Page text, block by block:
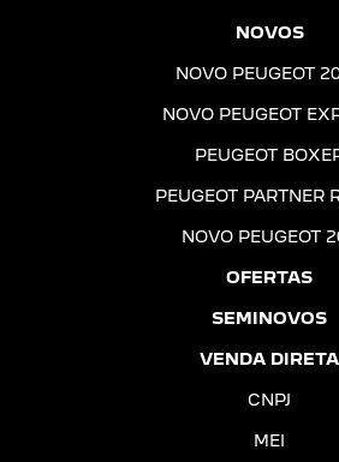
NOVOS
NOVO PEUGEOT
NOVO PEUGEOT
PEUGEOT
PEUGEOT PARTNER
NOVO PEUGEOT
OFERTAS
SEMINOVOS
VENDA DIRETA
CNPJ
MEI